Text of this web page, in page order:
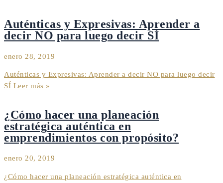
Auténticas y Expresivas: Aprender a
decir NO para luego decir SÍ
enero 28, 2019
Auténticas y Expresivas: Aprender a decir NO para luego decir
SÍ Leer más »
¿Cómo hacer una planeación
estratégica auténtica en
emprendimientos con propósito?
enero 20, 2019
¿Cómo hacer una planeación estratégica auténtica en